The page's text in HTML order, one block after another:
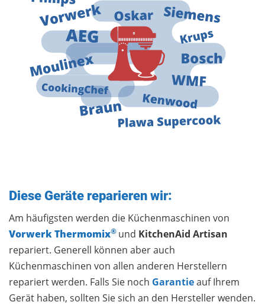
Diese Geräte reparieren wir:
Am häufigsten werden die Küchenmaschinen von
Vorwerk Thermomix® und KitchenAid Artisan
repariert. Generell können aber auch
Küchenmaschinen von allen anderen Herstellern
repariert werden. Falls Sie noch Garantieauf Ihrem
Gerät haben, sollten Sie sich an den Hersteller wenden.